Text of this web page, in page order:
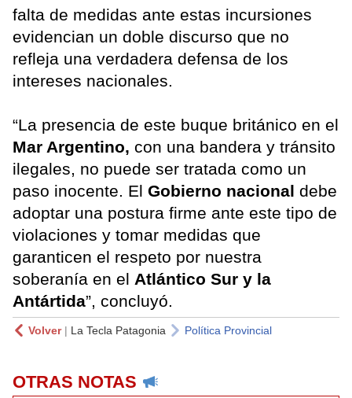
falta de medidas ante estas incursiones
evidencian un doble discurso que no
refleja una verdadera defensa de los
intereses nacionales.
“La presencia de este buque británico en el
Mar Argentino, con una bandera y tránsito
ilegales, no puede ser tratada como un
paso inocente. El Gobierno nacional debe
adoptar una postura firme ante este tipo de
violaciones y tomar medidas que
garanticen el respeto por nuestra
soberanía en el Atlántico Sur y la
Antártida”, concluyó.
Volver| La Tecla Patagonia Política Provincial
OTRAS NOTAS